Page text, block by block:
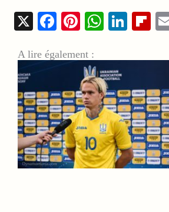
X Facebook
Pinterest
A lire également :